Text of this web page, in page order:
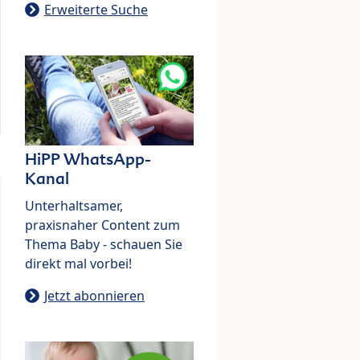
Erweiterte Suche
HiPP WhatsApp-
Kanal
Unterhaltsamer,
praxisnaher Content zum
Thema Baby - schauen Sie
direkt mal vorbei!
Jetzt abonnieren